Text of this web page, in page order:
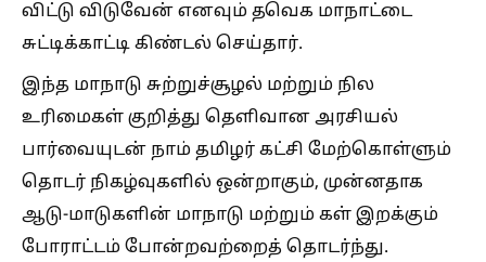
விட்டு விடுவேன் எனவும் தவெக மாநாட்டை
சுட்டிக்காட்டி கிண்டல் செய்தார்.
இந்த மாநாடு சுற்றுச்சூழல் மற்றும் நில
உரிமைகள் குறித்து தெளிவான அரசியல்
பார்வையுடன் நாம் தமிழர் கட்சி மேற்கொள்ளும்
தொடர் நிகழ்வுகளில் ஒன்றாகும், முன்னதாக
ஆடு-மாடுகளின் மாநாடு மற்றும் கள் இறக்கும்
போராட்டம் போன்றவற்றைத் தொடர்ந்து.